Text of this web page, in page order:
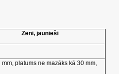
Zēni, jaunieši
platums ne mazāks kā 30 mm,